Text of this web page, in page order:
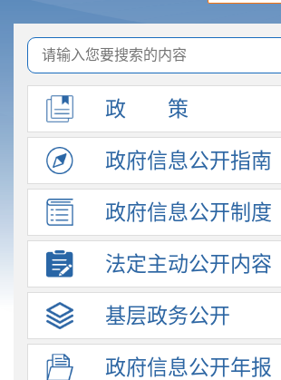
政 策
政府信息公开指南
政府信息公开制度
法定主动公开内容
基层政务公开
政府信息公开年报